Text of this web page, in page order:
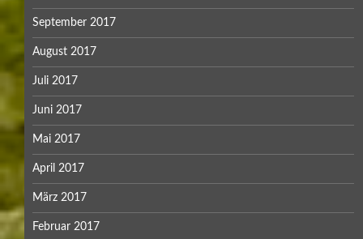
September 2017
August 2017
Juli 2017
Juni 2017
Mai 2017
April 2017
März 2017
Februar 2017